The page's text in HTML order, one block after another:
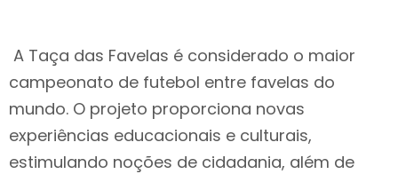
A Taça das Favelas é considerado o maior
campeonato de futebol entre favelas do
mundo. O projeto proporciona novas
experiências educacionais e culturais,
estimulando noções de cidadania, além de